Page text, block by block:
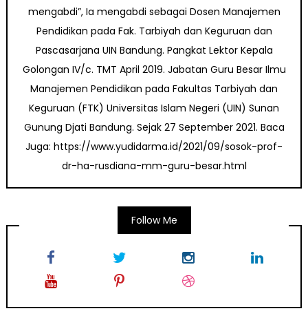
mengabdi”, Ia mengabdi sebagai Dosen Manajemen
Pendidikan pada Fak. Tarbiyah dan Keguruan dan
Pascasarjana UIN Bandung. Pangkat Lektor Kepala
Golongan IV/c. TMT April 2019. Jabatan Guru Besar Ilmu
Manajemen Pendidikan pada Fakultas Tarbiyah dan
Keguruan (FTK) Universitas Islam Negeri (UIN) Sunan
Gunung Djati Bandung. Sejak 27 September 2021. Baca
Juga: https://www.yudidarma.id/2021/09/sosok-prof-
dr-ha-rusdiana-mm-guru-besar.html
Follow Me